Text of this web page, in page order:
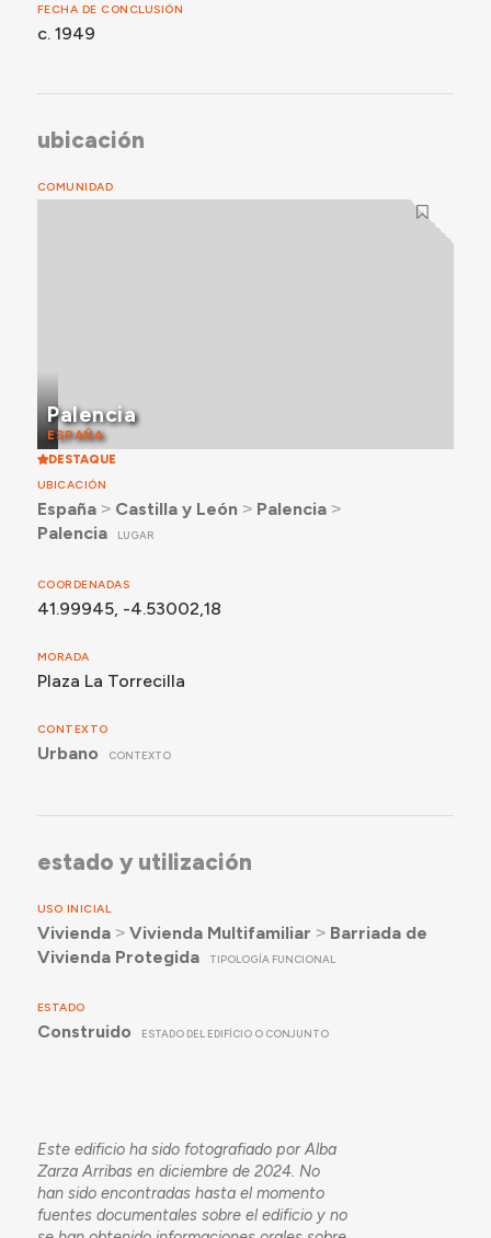
FECHA DE CONCLUSIÓN
c. 1949
ubicación
COMUNIDAD
Palencia
ESPAÑA
DESTAQUE
UBICACIÓN
España˃ Castilla y León ˃ Palencia˃
Palencia
LUGAR
COORDENADAS
41.99945, -4.53002,18
MORADA
Plaza La Torrecilla
CONTEXTO
Urbano CONTEXTO
estado y utilización
USO INICIAL
Vivienda˃ Vivienda Multifamiliar ˃ Barriada de
Vivienda Protegida
TIPOLOGÍA FUNCIONAL
ESTADO
Construido ESTADO DEL EDIFÍCIO O CONJUNTO
Este edificio ha sido fotografiado por Alba
Zarza Arribas en diciembre de 2024. No
han sido encontradas hasta el momento
fuentes documentales sobre el edificio y no